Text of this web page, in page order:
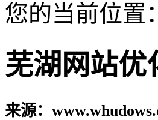
您的当前位置：
芜湖网站优
来源：